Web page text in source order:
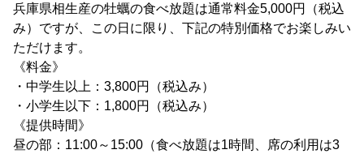
兵庫県相生産の牡蠣の食べ放題は通常料金5,000円（税込
み）ですが、この日に限り、下記の特別価格でお楽しみい
ただけます。
《料金》
・中学生以上：3,800円（税込み）
・小学生以下：1,800円（税込み）
《提供時間》
昼の部：11:00～15:00（食べ放題は1時間、席の利用は3